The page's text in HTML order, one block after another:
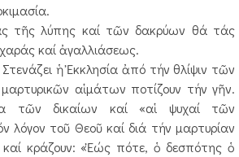
τῆς λύπης καί τῶν δακρύων θά τάς
καί ἀγαλλιάσεως.
ἡ Ἐκκλησία ἀπό τήν θλίψιν τῶν
αἱμάτων ποτίζουν τήν γῆν.
τῶν δικαίων καί «αἱ ψυχαί τῶν
λόγον τοῦ Θεοῦ καί διά τήν μαρτυρίαν
καί κράζουν: «Ἐώς πότε, ὁ δεσπότης ὁ